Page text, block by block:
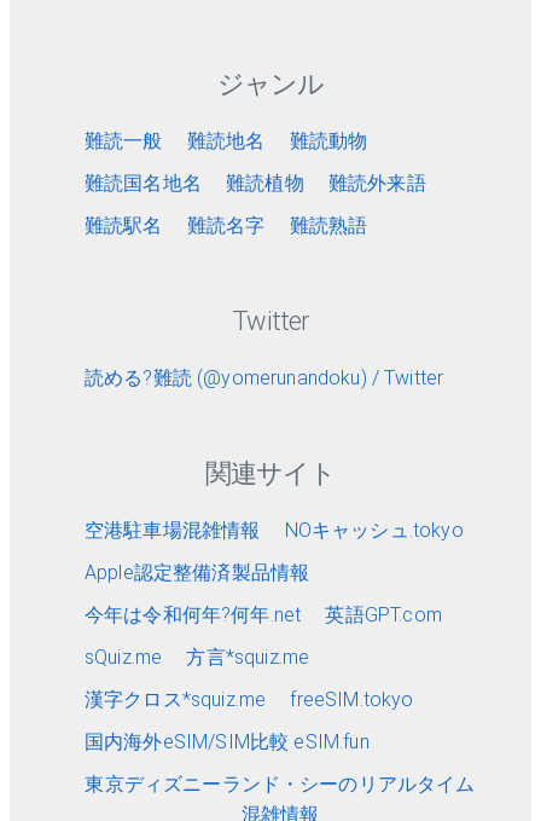
ジャンル
難読一般 難読地名
難読動物
難読国名地名
難読植物
難読外来語
難読駅名
難読名字 難読熟語
Twitter
読める?難読 (@yomerunandoku) / Twitter
関連サイト
空港駐車場混雑情報
NOキャッシュ.tokyo
Apple認定整備済製品情報
今年は令和何年?何年.net
英語GPT.com
sQuiz.me
方言*squiz.me
漢字クロス*squiz.me
freeSIM.tokyo
国内海外eSIM/SIM比較 eSIM.fun
東京ディズニーランド・シーのリアルタイム
混雑情報